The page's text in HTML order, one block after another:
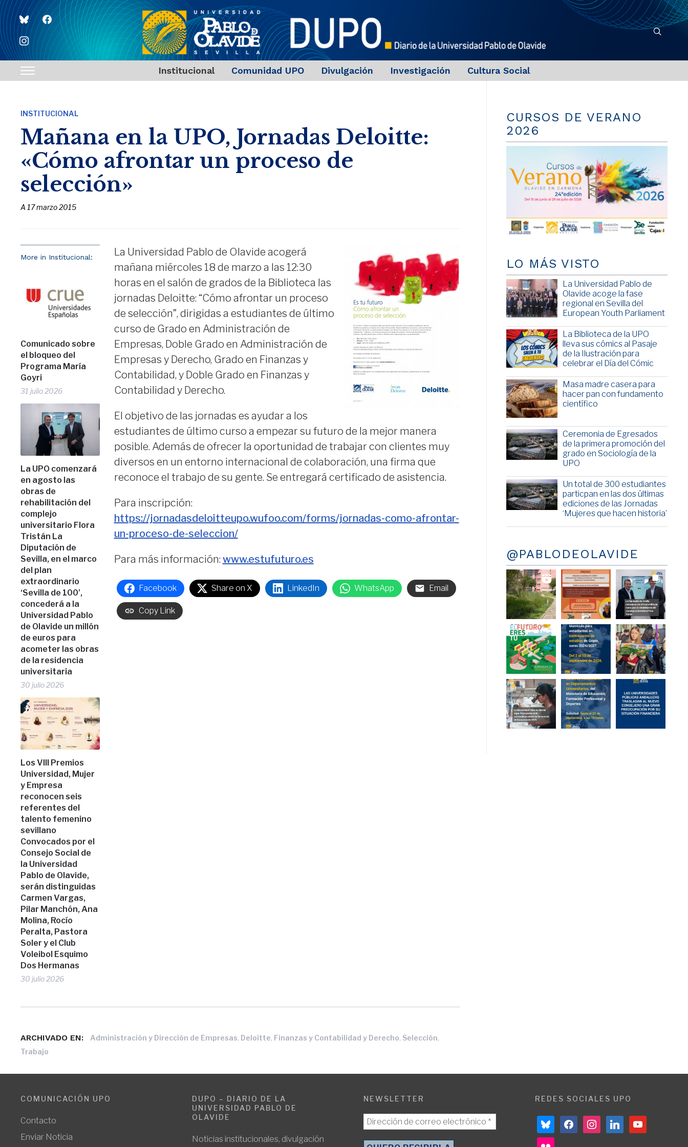
blueskyfacebook
instagram
Toggle
navigation
Institucional Comunidad UPO Divulgación Investigación Cultura Social
INSTITUCIONAL
Mañana en la UPO, Jornadas Deloitte:
«Cómo afrontar un proceso de
selección»
A 17 marzo 2015
More in Institucional:
Comunicado sobre
el bloqueo del
Programa María
Goyri
31 julio 2026
La UPO comenzará
en agosto las
obras de
rehabilitación del
complejo
universitario Flora
Tristán La
Diputación de
Sevilla, en el marco
del plan
extraordinario
‘Sevilla de 100’,
concederá a la
Universidad Pablo
de Olavide un millón
de euros para
acometer las obras
de la residencia
universitaria
30 julio 2026
Los VIII Premios
Universidad, Mujer
y Empresa
reconocen seis
referentes del
talento femenino
sevillano
Convocados por el
Consejo Social de
la Universidad
Pablo de Olavide,
serán distinguidas
Carmen Vargas,
Pilar Manchón, Ana
Molina, Rocío
Peralta, Pastora
Soler y el Club
Voleibol Esquimo
Dos Hermanas
30 julio 2026
La Universidad Pablo de Olavide acogerá
mañana miércoles 18 de marzo a las 12:30
horas en el salón de grados de la Biblioteca las
jornadas Deloitte: “Cómo afrontar un proceso
de selección”, dirigidas a estudiantes de último
curso de Grado en Administración de
Empresas, Doble Grado en Administración de
Empresas y Derecho, Grado en Finanzas y
Contabilidad, y Doble Grado en Finanzas y
Contabilidad y Derecho.
El objetivo de las jornadas es ayudar a los
estudiantes de último curso a empezar su futuro de la mejor manera
posible. Además de ofrecer la oportunidad de trabajar con clientes muy
diversos en un entorno internacional de colaboración, una firma que
reconoce el trabajo de su gente. Se entregará certificado de asistencia.
Para inscripción:
https://jornadasdeloitteupo.wufoo.com/forms/jornadas-como-afrontar-
un-proceso-de-seleccion/
Para más información: www.estufuturo.es
Facebook Share on X LinkedIn WhatsApp Email
Copy Link
ARCHIVADO EN: Administración y Dirección de Empresas, Deloitte, Finanzas y Contabilidad y Derecho, Selección,
Trabajo
CURSOS DE VERANO
2026
LO MÁS VISTO
La Universidad Pablo de
Olavide acoge la fase
regional en Sevilla del
European Youth Parliament
La Biblioteca de la UPO
lleva sus cómics al Pasaje
de la Ilustración para
celebrar el Día del Cómic
Masa madre casera para
hacer pan con fundamento
científico
Ceremonia de Egresados
de la primera promoción del
grado en Sociología de la
UPO
Un total de 300 estudiantes
particpan en las dos últimas
ediciones de las Jornadas
‘Mujeres que hacen historia’
@PABLODEOLAVIDE
COMUNICACIÓN UPO
Contacto
Enviar Noticia
DUPO – DIARIO DE LA
UNIVERSIDAD PABLO DE
OLAVIDE
Noticias institucionales, divulgación
NEWSLETTER REDES SOCIALES UPO
blueskyfacebookinstagramlinkedin youtube
flickr